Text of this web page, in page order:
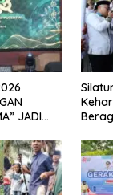
JADI